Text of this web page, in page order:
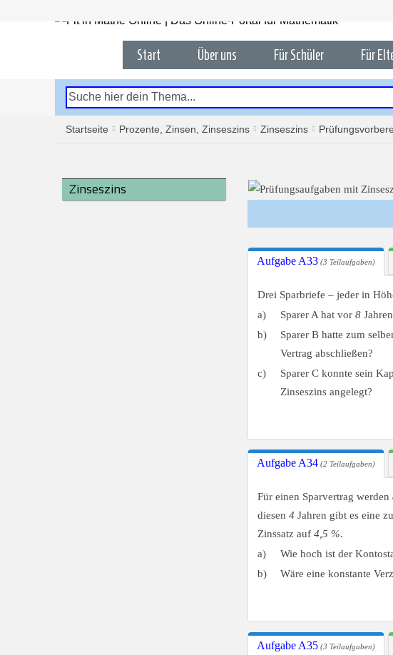
Start Über uns Für Schüler Für
Startseite Prozente, Zinsen, Zinseszins Zinseszins
Zinseszins
Aufgabe A33 (3 Teilaufgaben)
Drei Sparbriefe – jeder in
a)
Sparer A hat vor 8
b)
Sparer B hatte zum
Vertrag abschließen?
c)
Sparer C konnte sein
Zinseszins angelegt?
Aufgabe A34 (2 Teilaufgaben)
Für einen Sparvertrag werden
diesen 4 Jahren gibt es eine
Zinssatz auf 4,5 %.
a)
Wie hoch ist der
b)
Wäre eine konstante
Aufgabe A35 (3 Teilaufgaben)